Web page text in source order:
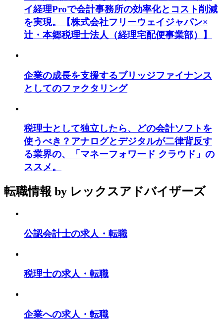
イ経理Proで会計事務所の効率化とコスト削減
を実現。【株式会社フリーウェイジャパン×
辻・本郷税理士法人（経理宅配便事業部）】
企業の成長を支援するブリッジファイナンス
としてのファクタリング
税理士として独立したら、どの会計ソフトを
使うべき？アナログとデジタルが二律背反す
る業界の、「マネーフォワード クラウド」の
ススメ。
転職情報 by レックスアドバイザーズ
公認会計士の求人・転職
税理士の求人・転職
企業への求人・転職